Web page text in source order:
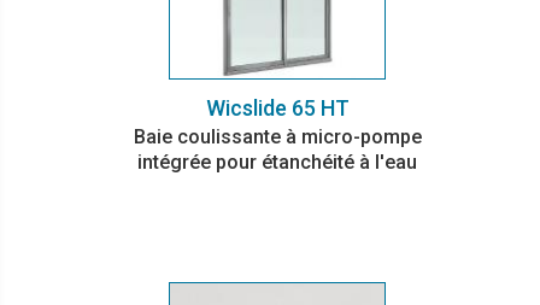
Wicslide 65 HT
Baie coulissante à micro-pompe
intégrée pour étanchéité à l'eau